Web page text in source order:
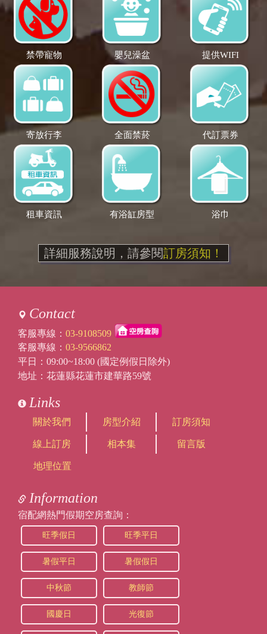
禁帶寵物 嬰兒澡盆 提供WIFI
寄放行李 全面禁菸 代訂票券
租車資訊 有浴缸房型 浴巾
詳細服務說明，請參閱訂房須知！
Contact
客服專線： 03-9108509
客服專線： 03-9566862
平日：09:00~18:00 (國定例假日除外)
地址：花蓮縣花蓮市建華路59號
Links
關於我們 房型介紹 訂房須知
線上訂房 相本集 留言版
地理位置
Information
宿配網熱門假期空房查詢：
旺季假日 旺季平日
暑假平日 暑假假日
中秋節 教師節
國慶日 光復節